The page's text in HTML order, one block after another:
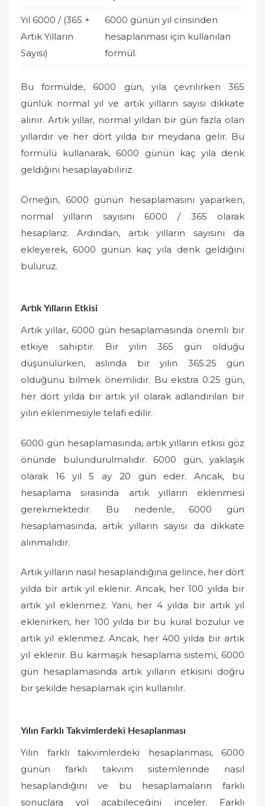
Yıl 6000 / (365 +
Artık Yılların
Sayısı)
6000 günün yıl cinsinden
hesaplanması için kullanılan
formül.
Bu formülde, 6000 gün, yıla çevrilirken 365
günlük normal yıl ve artık yılların sayısı dikkate
alınır. Artık yıllar, normal yıldan bir gün fazla olan
yıllardır ve her dört yılda bir meydana gelir. Bu
formülü kullanarak, 6000 günün kaç yıla denk
geldiğini hesaplayabiliriz.
Örneğin, 6000 günün hesaplamasını yaparken,
normal yılların sayısını 6000 / 365 olarak
hesaplarız. Ardından, artık yılların sayısını da
ekleyerek, 6000 günün kaç yıla denk geldiğini
buluruz.
Artık Yılların Etkisi
Artık yıllar, 6000 gün hesaplamasında önemli bir
etkiye sahiptir. Bir yılın 365 gün olduğu
düşünülürken, aslında bir yılın 365.25 gün
olduğunu bilmek önemlidir. Bu ekstra 0.25 gün,
her dört yılda bir artık yıl olarak adlandırılan bir
yılın eklenmesiyle telafi edilir.
6000 gün hesaplamasında, artık yılların etkisi göz
önünde bulundurulmalıdır. 6000 gün, yaklaşık
olarak 16 yıl 5 ay 20 gün eder. Ancak, bu
hesaplama sırasında artık yılların eklenmesi
gerekmektedir. Bu nedenle, 6000 gün
hesaplamasında, artık yılların sayısı da dikkate
alınmalıdır.
Artık yılların nasıl hesaplandığına gelince, her dört
yılda bir artık yıl eklenir. Ancak, her 100 yılda bir
artık yıl eklenmez. Yani, her 4 yılda bir artık yıl
eklenirken, her 100 yılda bir bu kural bozulur ve
artık yıl eklenmez. Ancak, her 400 yılda bir artık
yıl eklenir. Bu karmaşık hesaplama sistemi, 6000
gün hesaplamasında artık yılların etkisini doğru
bir şekilde hesaplamak için kullanılır.
Yılın Farklı Takvimlerdeki Hesaplanması
Yılın farklı takvimlerdeki hesaplanması, 6000
günün farklı takvim sistemlerinde nasıl
hesaplandığını ve bu hesaplamaların farklı
sonuçlara yol açabileceğini inceler. Farklı